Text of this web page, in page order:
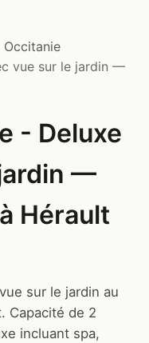
Occitanie
vue sur le jardin —
- Deluxe
—
Hérault
sur le jardin au
Capacité de 2
incluant spa,